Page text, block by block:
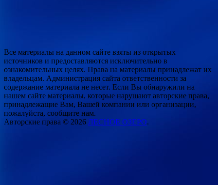
Все материалы на данном сайте взяты из открытых
источников и предоставляются исключительно в
ознакомительных целях. Права на материалы принадлежат их
владельцам. Администрация сайта ответственности за
содержание материала не несет. Если Вы обнаружили на
нашем сайте материалы, которые нарушают авторские права,
принадлежащие Вам, Вашей компании или организации,
пожалуйста, сообщите нам.
Авторские права © 2026 ЛЕСНОЕ ОЗЕРО.